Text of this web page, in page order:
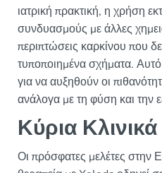
ιατρική πρακτική, η χρήση
συνδυασμούς με άλλες
περιπτώσεις καρκίνου που
τυποποιημένα σχήματα. Αυτό
για να αυξηθούν οι
ανάλογα με τη φύση και την
Κύρια
Οι πρόσφατες μελέτες στην